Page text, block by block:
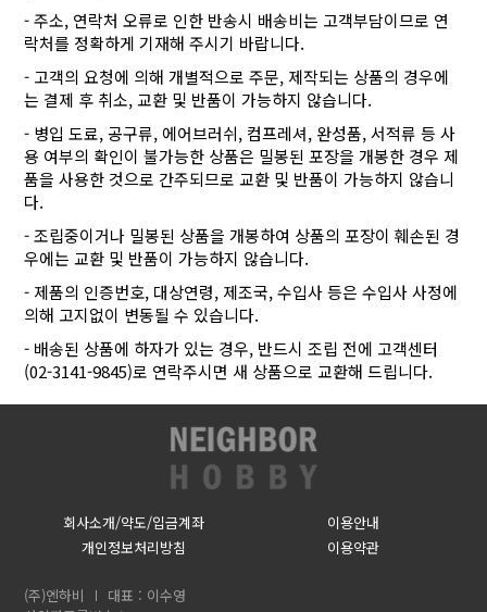
- 주소, 연락처 오류로 인한 반송시 배송비는 고객부담이므로 연
락처를 정확하게 기재해 주시기 바랍니다.
- 고객의 요청에 의해 개별적으로 주문, 제작되는 상품의 경우에
는 결제 후 취소, 교환 및 반품이 가능하지 않습니다.
- 병입 도료, 공구류, 에어브러쉬, 컴프레셔, 완성품, 서적류 등 사
용 여부의 확인이 불가능한 상품은 밀봉된 포장을 개봉한 경우 제
품을 사용한 것으로 간주되므로 교환 및 반품이 가능하지 않습니
다.
- 조립중이거나 밀봉된 상품을 개봉하여 상품의 포장이 훼손된 경
우에는 교환 및 반품이 가능하지 않습니다.
- 제품의 인증번호, 대상연령, 제조국, 수입사 등은 수입사 사정에
의해 고지없이 변동될 수 있습니다.
- 배송된 상품에 하자가 있는 경우, 반드시 조립 전에 고객센터
(02-3141-9845)로 연락주시면 새 상품으로 교환해 드립니다.
회사소개/약도/입금계좌
이용안내
개인정보처리방침
이용약관
(주)엔하비
대표 : 이수영